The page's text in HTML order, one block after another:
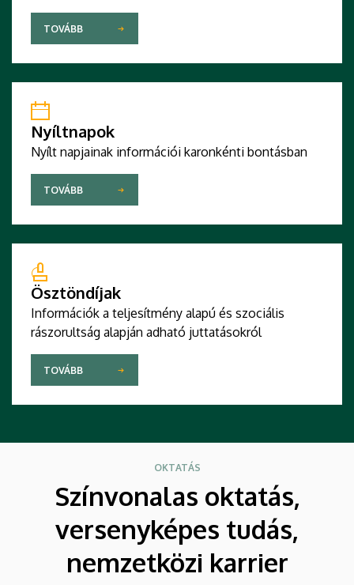
TOVÁBB
Nyíltnapok
Nyílt napjainak információi karonkénti bontásban
TOVÁBB
Ösztöndíjak
Információk a teljesítmény alapú és szociális
rászorultság alapján adható juttatásokról
TOVÁBB
OKTATÁS
Színvonalas oktatás,
versenyképes tudás,
nemzetközi karrier